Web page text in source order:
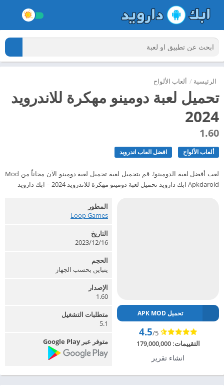
الرئيسية / ألعاب الألواح
تحميل لعبة دومينو مهكرة للاندرويد
2024
1.60
ألعاب الألواح افضل العاب اندرويد
لعب أفضل لعبة الدومينو!. قم بتحميل لعبة تحميل لعبة دومينو الآن مجاناً من Mod
Apkdaroid ابك دارويد تحميل لعبة دومينو مهكرة للاندرويد 2024 – ابك دارويد
تحميل APK MOD
4.5/5
التقييمات:179,000,000
انشاء تقرير
المطور
Loop Games‏
التاريخ
2023/12/16
الحجم
يتباين بحسب الجهاز
الإصدار
1.60
متطلبات التشغيل
5.1
متوفر عبر Google Play